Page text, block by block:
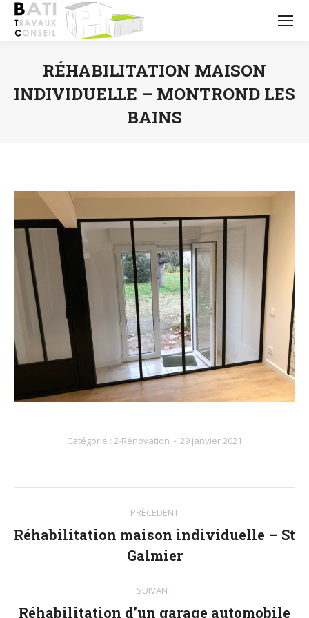
RÉHABILITATION MAISON
INDIVIDUELLE – MONTROND LES
BAINS
Catégorie : 2-Rénovation 29 janvier 2021
Navigation
album
PRÉCÉDENT
Album
précédent
Réhabilitation maison individuelle – St
Galmier
SUIVANT
Réhabilitation d’un garage automobile